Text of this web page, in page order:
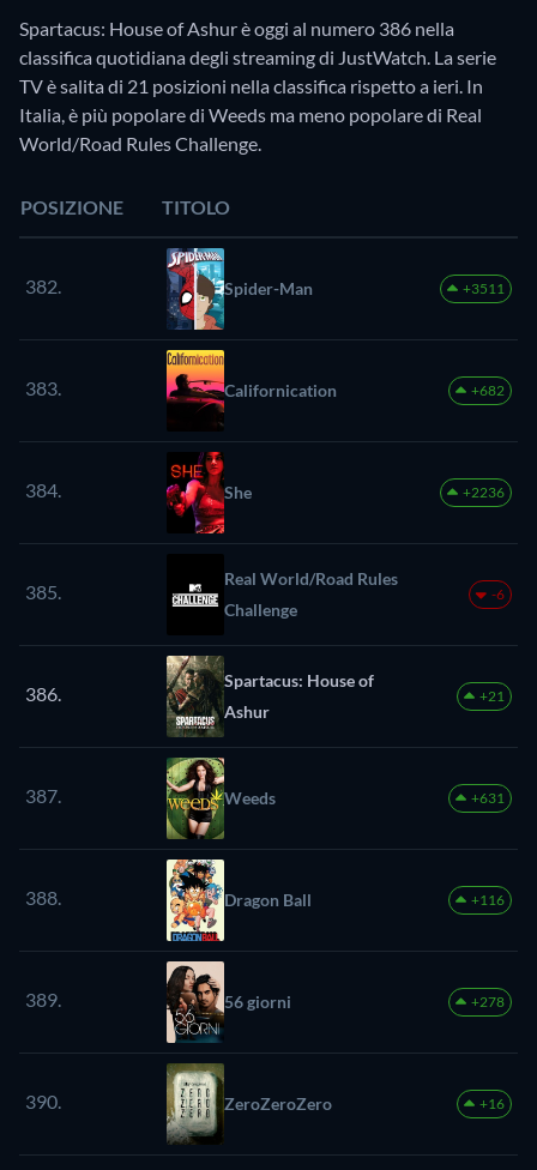
Spartacus: House of Ashur è oggi al numero 386 nella
classifica quotidiana degli streaming di JustWatch. La serie
TV è salita di 21 posizioni nella classifica rispetto a ieri. In
Italia, è più popolare di Weeds ma meno popolare di Real
World/Road Rules Challenge.
POSIZIONE TITOLO
382. Spider-Man +3511
383. Californication +682
384. She +2236
385.
Real World/Road Rules
Challenge
-6
386.
Spartacus: House of
Ashur
+21
387. Weeds +631
388. Dragon Ball +116
389. 56 giorni +278
390. ZeroZeroZero +16